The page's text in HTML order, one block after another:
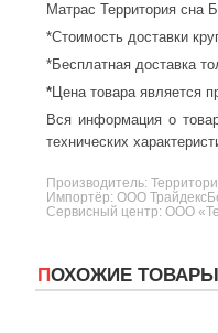
Матрас Территория сна
*Стоимость доставки
*Бесплатная доставка
*Цена товара является
Вся информация о
технических
Производитель:
Импортёр: ООО
Сервисный центр: ООО
ПОХОЖИЕ ТОВАРЫ